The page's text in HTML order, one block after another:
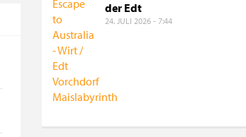
der Edt
24. JULI 2026 - 7:44